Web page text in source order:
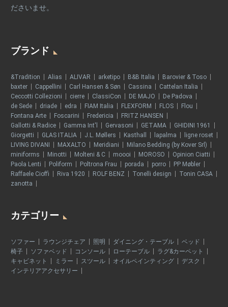
ださいませ。
ブランド
&Tradition Alias ALIVAR arketipo B&B Italia
Barovier & Toso
baxter
Cappellini Carl Hansen & Søn Cassina
Cattelan Italia
Ceccotti Collezioni
cierre ClassiCon DE MAJO
De Padova
de Sede
driade edra FIAM Italia FLEXFORM FLOS
Flou
Fontana Arte
Foscarini Fredericia
FRITZ HANSEN
Gallotti & Radice
Gamma Int'l Gervasoni GETAMA
GHIDINI 1961
Giorgetti
GLAS ITALIA J.L. Møllers Kasthall lapalma
ligne roset
LIVING DIVANI
MAXALTO Meridiani
Milano Bedding (by Kover Srl)
miniforms
Minotti Molteni & C moooi MOROSO
Opinion Ciatti
Paola Lenti
Poliform Poltrona Frau porada porro
PP Møbler
Raffaele Cioffi
Riva 1920 ROLF BENZ Tonelli design
Tonin CASA
zanotta
カテゴリー
ソファー ラウンジチェア 照明 ダイニング・テーブル
ベッド
椅子
ソファベッド コンソール ローテーブル
ラグ&カーペット
キャビネット
ミラー スツール オイルペインティング
デスク
インテリアアクセサリー